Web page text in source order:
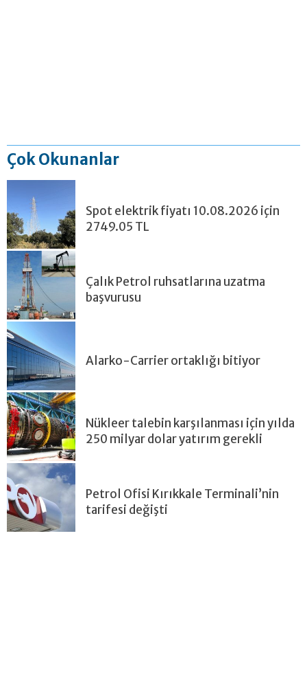
Çok Okunanlar
Spot elektrik fiyatı 10.08.2026 için
2749.05 TL
Çalık Petrol ruhsatlarına uzatma
başvurusu
Alarko-Carrier ortaklığı bitiyor
Nükleer talebin karşılanması için yılda
250 milyar dolar yatırım gerekli
Petrol Ofisi Kırıkkale Terminali’nin
tarifesi değişti